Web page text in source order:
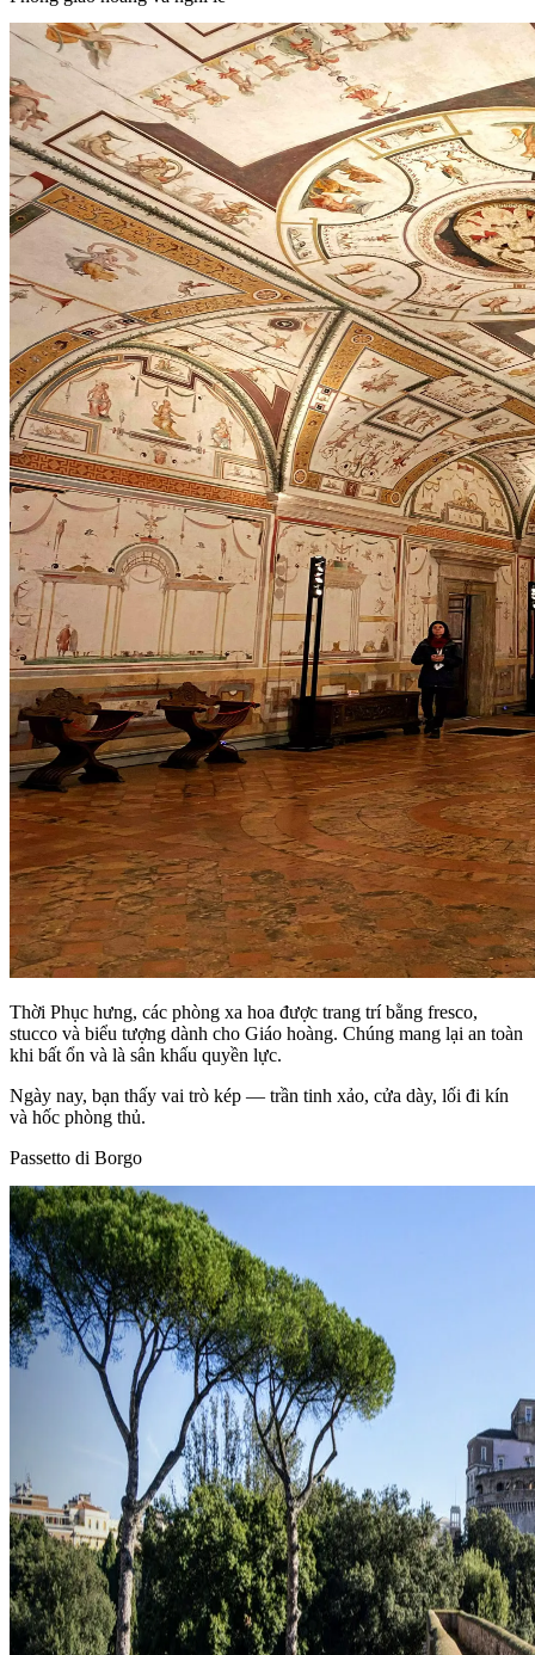
Thời Phục hưng, các phòng xa hoa được trang trí bằng fresco,
stucco và biểu tượng dành cho Giáo hoàng. Chúng mang lại an toàn
khi bất ổn và là sân khấu quyền lực.
Ngày nay, bạn thấy vai trò kép — trần tinh xảo, cửa dày, lối đi kín
và hốc phòng thủ.
Passetto di Borgo